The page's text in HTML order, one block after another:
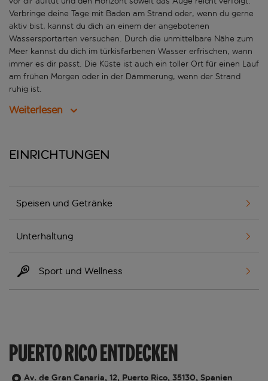
Verbringe deine Tage mit Baden am Strand oder, wenn du gerne
aktiv bist, kannst du dich an einem der angebotenen
Wassersportarten versuchen. Durch die unmittelbare Nähe zum
Meer kannst du dich im türkisfarbenen Wasser erfrischen, wann
immer es dir passt. Die Küste ist auch ein toller Ort für einen Lauf
am frühen Morgen oder in der Dämmerung, wenn der Strand
ruhig ist.
Weiterlesen
Einrichtungen
Speisen und Getränke
Unterhaltung
Sport und Wellness
PUERTO RICO ENTDECKEN
Av. de Gran Canaria, 12, Puerto Rico, 35130, Spanien